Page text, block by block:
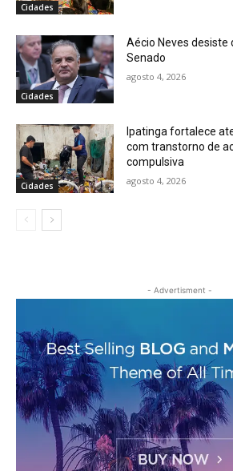
Cidades
Cidades
Aécio Neves desiste
Senado
agosto 4, 2026
Cidades
Ipatinga fortalece
com transtorno de
compulsiva
agosto 4, 2026
- Advertisment -